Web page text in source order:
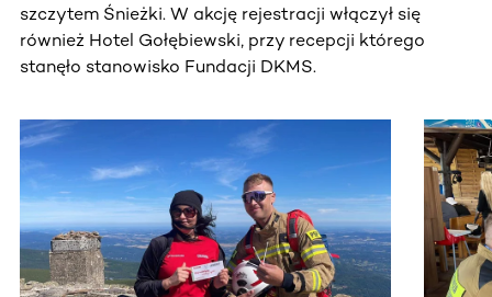
szczytem Śnieżki. W akcję rejestracji włączył się
również Hotel Gołębiewski, przy recepcji którego
stanęło stanowisko Fundacji DKMS.
Ta sekcja zawiera treści przewijane w poziomie. Użyj